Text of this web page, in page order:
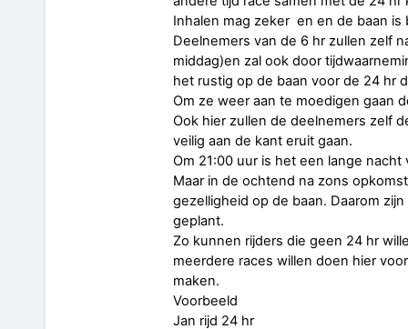
Inhalen mag zeker en en de baan is
Deelnemers van de 6 hr zullen zelf
middag)en zal ook door
het rustig op de baan voor de 24 hr
Om ze weer aan te moedigen gaan
Ook hier zullen de deelnemers zelf
veilig aan de kant eruit gaan.
Om 21:00 uur is het een lange
Maar in de ochtend na zons
gezelligheid op de baan. Daarom
geplant.
Zo kunnen rijders die geen 24 hr
meerdere races willen doen hier
maken.
Voorbeeld
Jan rijd 24 hr